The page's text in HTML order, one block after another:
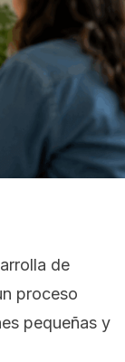
de
proceso
pequeñas y